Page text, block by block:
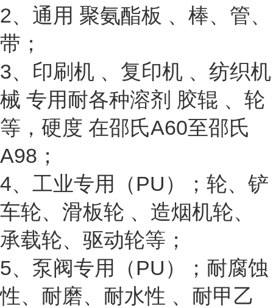
2、通用 聚氨酯板 、棒、管、
带；
3、印刷机 、复印机 、纺织机
械 专用耐各种溶剂 胶辊 、轮
等，硬度 在邵氏A60至邵氏
A98；
4、工业专用（PU）；轮、铲
车轮、滑板轮 、造烟机轮、
承载轮、驱动轮等；
5、泵阀专用（PU）；耐腐蚀
性、耐磨、耐水性 、耐甲乙